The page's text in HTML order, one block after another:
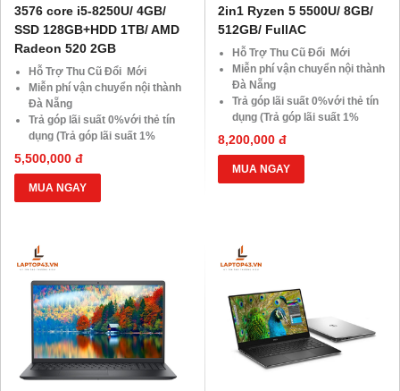
3576 core i5-8250U/ 4GB/
SSD 128GB+HDD 1TB/ AMD
Radeon 520 2GB
Hỗ Trợ Thu Cũ Đổi Mới
Miễn phí vận chuyển nội thành
Đà Nẵng
Trả góp lãi suất 0%với thẻ tín
dụng (Trả góp lãi suất 1%
HDsaison - chỉ cần CMND
BLX hoặc hộ khẩu gốc )
Giảm 20%khi nâng cấp Ram-
SSD
10.000 Voucher Giảm
Giá 500.000đ
5,500,000 đ
MUA NGAY
2in1 Ryzen 5 5500U/ 8GB/
512GB/ FullAC
Hỗ Trợ Thu Cũ Đổi Mới
Miễn phí vận chuyển nội thành
Đà Nẵng
Trả góp lãi suất 0%với thẻ tín
dụng (Trả góp lãi suất 1%
HDsaison - chỉ cần CMND
BLX hoặc hộ khẩu gốc )
Giảm 20%khi nâng cấp Ram-
SSD
Giá 500.000đ
8,200,000 đ
MUA NGAY